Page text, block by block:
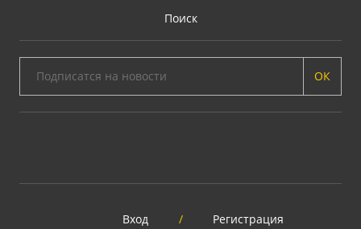
Поиск
ОК
Вход / Регистрация